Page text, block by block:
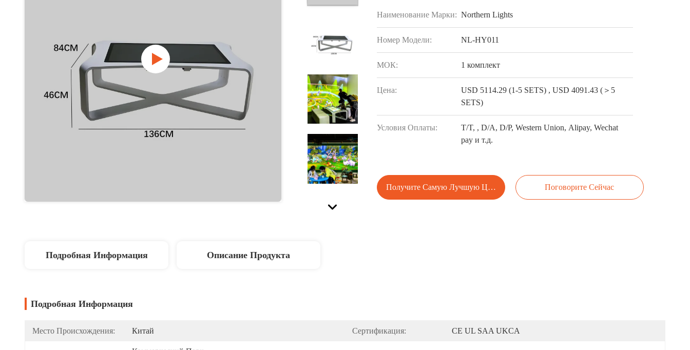
Наименование Марки: Northern Lights
Номер Модели: NL-HY011
МОК: 1 комплект
Цена:
USD 5114.29 (1-5 SETS) , USD 4091.43 (＞5
SETS)
Условия Оплаты:
T/T, , D/A, D/P, Western Union, Alipay, Wechat
pay и т.д.
Получите Самую Лучшую Цену Поговорите Сейчас
Подробная Информация Описание Продукта
Подробная Информация
Место Происхождения: Китай Сертификация: CE UL SAA UKCA